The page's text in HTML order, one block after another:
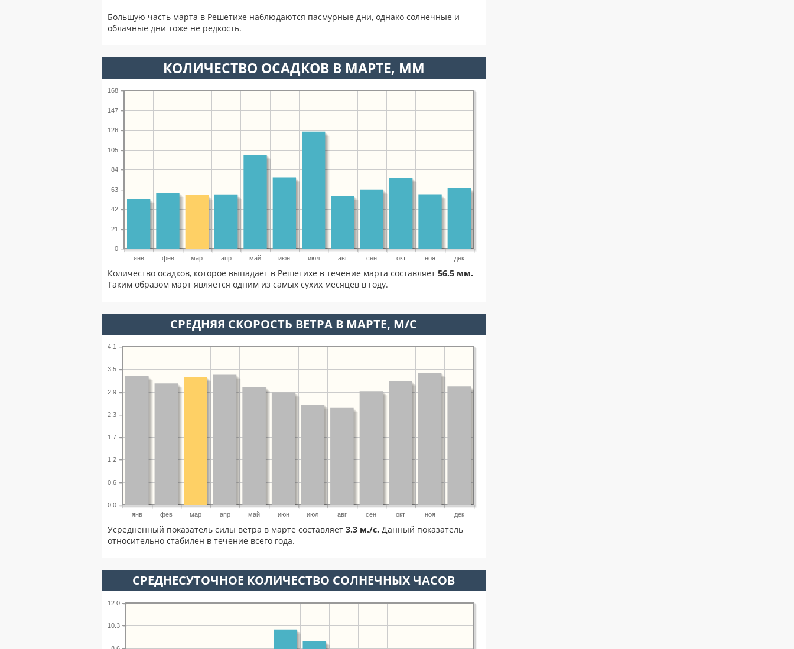
Большую часть марта в Решетихе наблюдаются пасмурные дни, однако солнечные и
облачные дни тоже не редкость.
КОЛИЧЕСТВО ОСАДКОВ В МАРТЕ, ММ
янв фев мар апр май июн июл авг сен окт ноя дек
0
21
42
63
84
105
126
147
168
Количество осадков, которое выпадает в Решетихе в течение марта составляет 56.5 мм.
Таким образом март является одним из самых сухих месяцев в году.
СРЕДНЯЯ СКОРОСТЬ ВЕТРА В МАРТЕ, М/С
янв фев мар апр май июн июл авг сен окт ноя дек
0.0
0.6
1.2
1.7
2.3
2.9
3.5
4.1
Усредненный показатель силы ветра в марте составляет 3.3 м./с. Данный показатель
относительно стабилен в течение всего года.
СРЕДНЕСУТОЧНОЕ КОЛИЧЕСТВО СОЛНЕЧНЫХ ЧАСОВ
10.3
12.0